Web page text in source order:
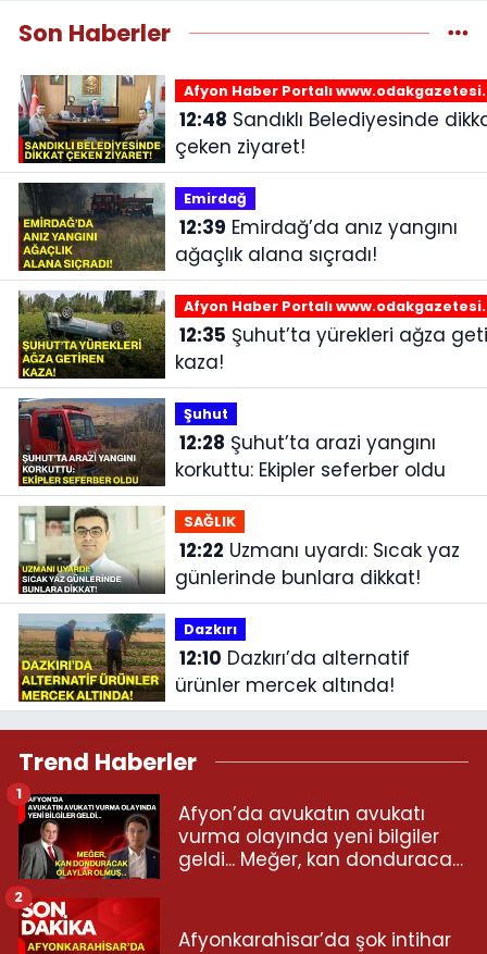
Son Haberler
Afyon Haber Portalı
12:48
çeken ziyaret!
Emirdağ‎
12:39
ağaçlık alana sıçradı!
Afyon Haber Portalı
12:35
kaza!
Şuhut
12:28
korkuttu: Ekipler seferber oldu
SAĞLIK
12:22
günlerinde bunlara dikkat!
Dazkırı
12:10
ürünler mercek altında!
Trend Haberler
Afyon’da avukatın avukatı
vurma olayında yeni bilgiler
geldi... Meğer, kan donduracak
1
Afyonkarahisar’da şok intihar
2